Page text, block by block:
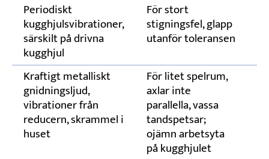
Periodiskt
kugghjulsvibrationer,
särskilt på drivna
kugghjul
För stort
stigningsfel, glapp
utanför toleransen
Kraftigt metalliskt
gnidningsljud,
vibrationer från
reducern, skrammel i
huset
För litet spelrum,
axlar inte
parallella, vassa
tandspetsar;
ojämn arbetsyta
på kugghjulet